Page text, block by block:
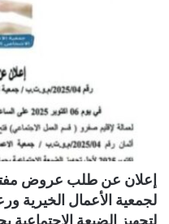
لجمعية الأعمال الخيرية
لتجهيز الضيعة الاجتماعية